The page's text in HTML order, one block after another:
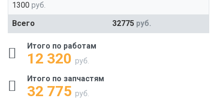
1300 руб.
Всего
32775 руб.
Итого по работам
12 320 руб.
Итого по запчастям
32 775 руб.